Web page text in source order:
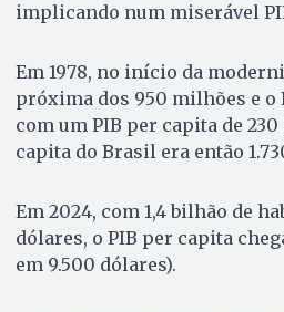
implicando num miserável
Em 1978, no início da
próxima dos 950 milhões e o
com um PIB per capita de
capita do Brasil era então
Em 2024, com 1,4 bilhão de
dólares, o PIB per capita
em 9.500 dólares).